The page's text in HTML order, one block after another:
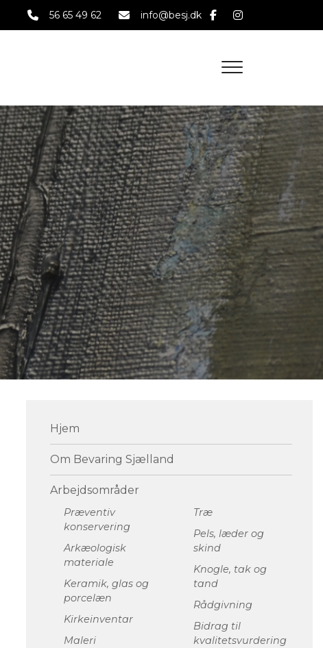
56 65 49 62 info@besj.dk
Primær
navigation
Hjem
Om Bevaring Sjælland
Arbejdsområder
Præventiv
konservering
Arkæologisk
materiale
Keramik, glas og
porcelæn
Kirkeinventar
Maleri
Træ
Pels, læder og
skind
Knogle, tak og
tand
Rådgivning
Bidrag til
kvalitetsvurdering